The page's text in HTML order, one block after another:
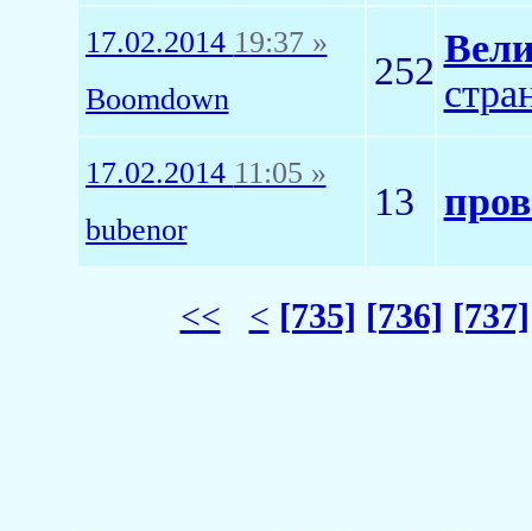
17.02.2014 19:37 »
Boomdown
252
17.02.2014 11:05 »
bubenor
13
<< < [735] [736] [737]